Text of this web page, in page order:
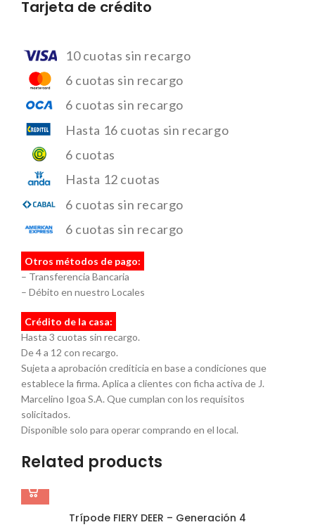
Tarjeta de crédito
10 cuotas sin recargo
6 cuotas sin recargo
6 cuotas sin recargo
Hasta 16 cuotas sin recargo
6 cuotas
Hasta 12 cuotas
6 cuotas sin recargo
6 cuotas sin recargo
Otros métodos de pago:
– Transferencia Bancaria
– Débito en nuestro Locales
Crédito de la casa:
Hasta 3 cuotas sin recargo.
De 4 a 12 con recargo.
Sujeta a aprobación crediticia en base a condiciones que
establece la firma. Aplica a clientes con ficha activa de J.
Marcelino Igoa S.A. Que cumplan con los requisitos
solicitados.
Disponible solo para operar comprando en el local.
Related products
Trípode FIERY DEER – Generación 4